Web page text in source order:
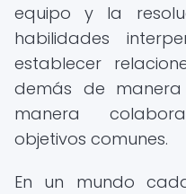
equipo y la
habilidades
establecer
demás de
manera
objetivos comunes.
En un mundo